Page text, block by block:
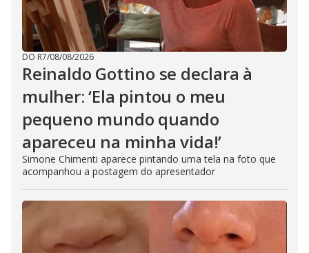
DO R7/08/08/2026
Reinaldo Gottino se declara à
mulher: ‘Ela pintou o meu
pequeno mundo quando
apareceu na minha vida!’
Simone Chimenti aparece pintando uma tela na foto que
acompanhou a postagem do apresentador